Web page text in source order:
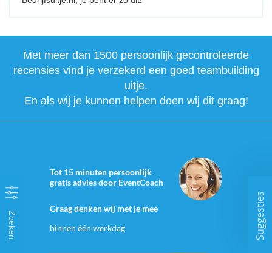
Zoeken
Met meer dan 1500 persoonlijk gecontroleerde
recensies vind je verzekerd een goed teambuilding
uitje.
En als wij je kunnen helpen doen wij dit graag!
Tot 15 minuten persoonlijk
gratis advies door EventCoach
Graag denken wij met je mee
binnen één werkdag
Suggesties